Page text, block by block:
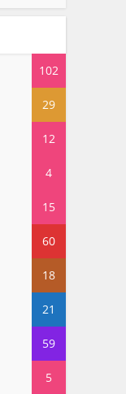
102
29
12
4
15
60
18
21
59
5